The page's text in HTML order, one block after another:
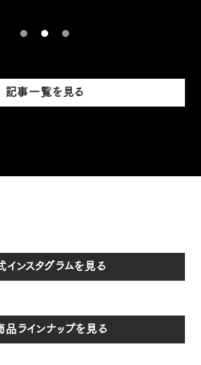
記事一覧を見る
インスタグラムを見る
品ラインナップを見る